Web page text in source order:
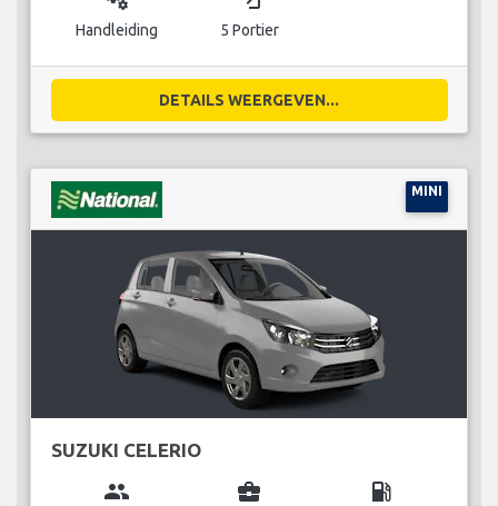
Handleiding 5 Portier
DETAILS WEERGEVEN...
MINI
SUZUKI CELERIO
group business_center local_gas_station